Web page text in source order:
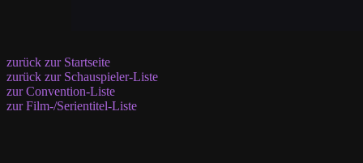
zurück zur Startseite
zurück zur Schauspieler-Liste
zur Convention-Liste
zur Film-/Serientitel-Liste